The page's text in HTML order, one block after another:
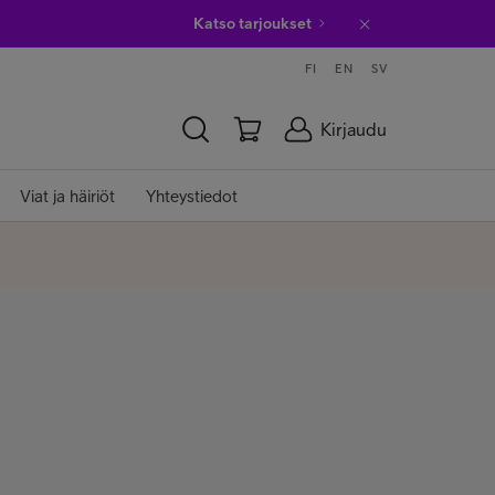
Katso tarjoukset
FI EN SV
Kirjaudu
Viat ja häiriöt Yhteystiedot